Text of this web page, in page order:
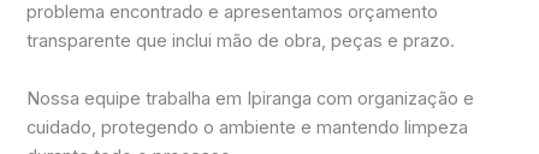
problema encontrado e apresentamos orçamento
transparente que inclui mão de obra, peças e prazo.
Nossa equipe trabalha em Ipiranga com organização e
cuidado, protegendo o ambiente e mantendo limpeza